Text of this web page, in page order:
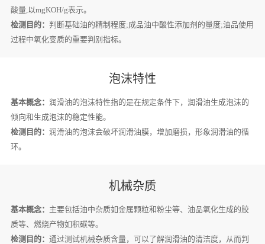
酸量,以mgKOH/g表示。
检测目的： 判断基础油的精制程度;成品油中酸性添加剂的量度;油品使用
过程中氧化变质的重要判别指标。
泡沫特性
基本概念： 润滑油的泡沫特性指的是在规定条件下，润滑油生成泡沫的
倾向和生成泡沫的稳定性能。
检测目的： 润滑油的泡沫会破坏润滑油膜，增加磨损，形象润滑油的循
环。
机械杂质
基本概念： 主要包括油中杂质如金属颗粒和粉尘等、油品氧化生成的胶
质等、燃烧产物如积碳等。
检测目的： 通过测试机械杂质含量，可以了解润滑油的清洁度，从而判